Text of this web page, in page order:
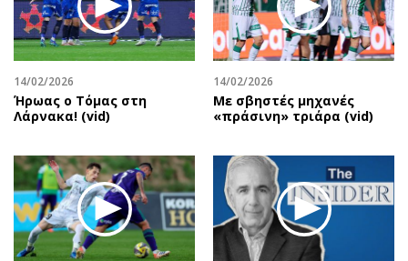
14/02/2026
Ήρωας ο Τόμας στη
Λάρνακα! (vid)
14/02/2026
Με σβηστές μηχανές
«πράσινη» τριάρα (vid)